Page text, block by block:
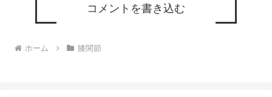
コメントを書き込む
ホーム 膝関節